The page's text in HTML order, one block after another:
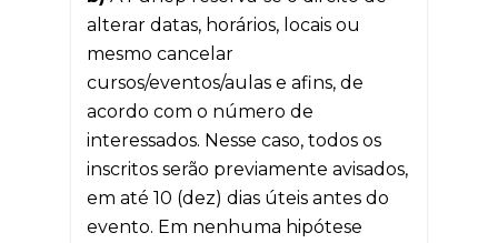
alterar datas, horários, locais ou
mesmo cancelar
cursos/eventos/aulas e afins, de
acordo com o número de
interessados. Nesse caso, todos os
inscritos serão previamente avisados,
em até 10 (dez) dias úteis antes do
evento. Em nenhuma hipótese